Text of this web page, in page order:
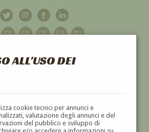
ALL'USO DEI
cookie tecnici per annunci e
valutazione degli annunci e del
del pubblico e sviluppo di
GALLERIAD'ARTE
E SCULTURE '800 E '900